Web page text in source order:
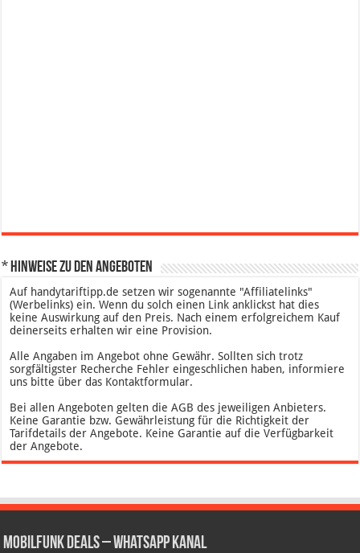
* Hinweise zu den Angeboten
Auf handytariftipp.de setzen wir sogenannte "Affiliatelinks"
(Werbelinks) ein. Wenn du solch einen Link anklickst hat dies
keine Auswirkung auf den Preis. Nach einem erfolgreichem Kauf
deinerseits erhalten wir eine Provision.
Alle Angaben im Angebot ohne Gewähr. Sollten sich trotz
sorgfältigster Recherche Fehler eingeschlichen haben, informiere
uns bitte über das Kontaktformular.
Bei allen Angeboten gelten die AGB des jeweiligen Anbieters.
Keine Garantie bzw. Gewährleistung für die Richtigkeit der
Tarifdetails der Angebote. Keine Garantie auf die Verfügbarkeit
der Angebote.
Mobilfunk Deals – WhatsApp Kanal